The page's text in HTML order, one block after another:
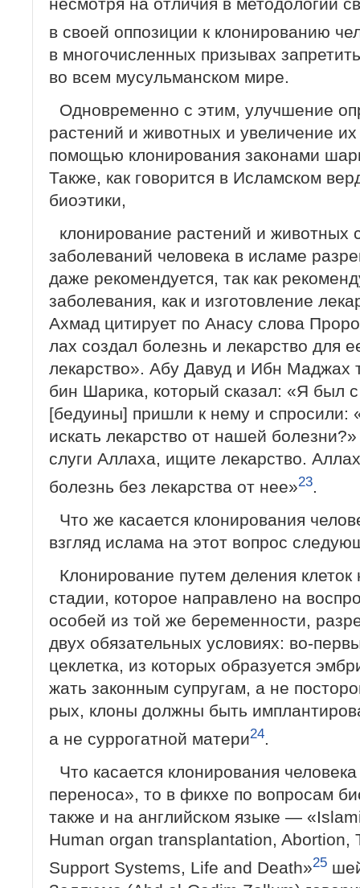
несмотря на отличия в методологии
в своей оппозиции к клонированию
в многочисленных призывах
во всем мусульманском мире.
Одновременно с этим, улучшение
растений и животных и увеличение их
помощью клонирования законами
Также, как говорится в Исламском
биоэтики,
клонирование растений и животных
заболеваний человека в исламе
даже рекомендуется, так как
заболе­вания, как и изготовление
Ах­мад цитирует по Анасу слова
лах создал болезнь и лекарство для
лекарство». Абу Давуд и Ибн Маджах
бин Шарика, который сказал: «Я был
[бедуины] пришли к нему и
искать лекарство от нашей
слуги Аллаха, ищите лекарство.
болезнь без лекарства от нее»23.
Что же касается клонирования
взгляд ислама на этот вопрос
Клонирование путем деления
стадии, которое направлено на
особей из той же беременности,
двух обязательных условиях: во-
цеклетка, из которых образуется
жать законным супругам, а не
рых, клоны должны быть
а не суррогатной матери24.
Что касается клонирования
переноса», то в фикхе по вопросам
также и на английском языке —
Human organ transplantation, Abortion,
Support Systems, Life and Death»25